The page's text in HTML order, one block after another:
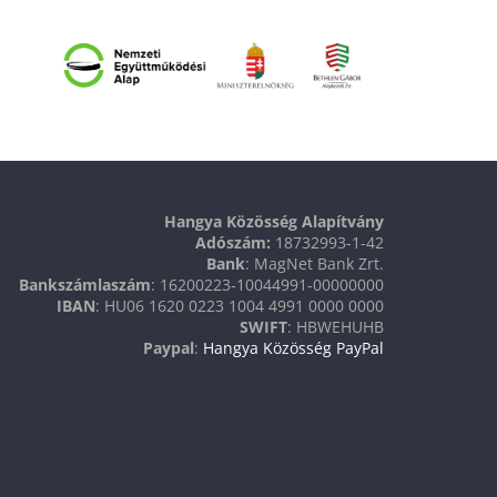
Hangya Közösség Alapítvány
Adószám: 18732993-1-42
Bank: MagNet Bank Zrt.
Bankszámlaszám: 16200223-10044991-00000000
IBAN: HU06 1620 0223 1004 4991 0000 0000
SWIFT: HBWEHUHB
Paypal: Hangya Közösség PayPal